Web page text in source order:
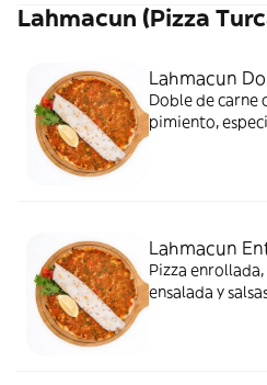
Lahmacun (Pizza
Lahmacun
Doble de carne
pimiento,
Lahmacun
Pizza
ensalada y